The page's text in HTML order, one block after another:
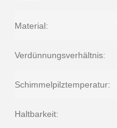
Material:
Verdünnungsverhältnis:
Schimmelpilztemperatur:
Haltbarkeit: